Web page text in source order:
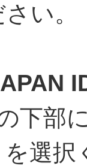
い。
下部
選択